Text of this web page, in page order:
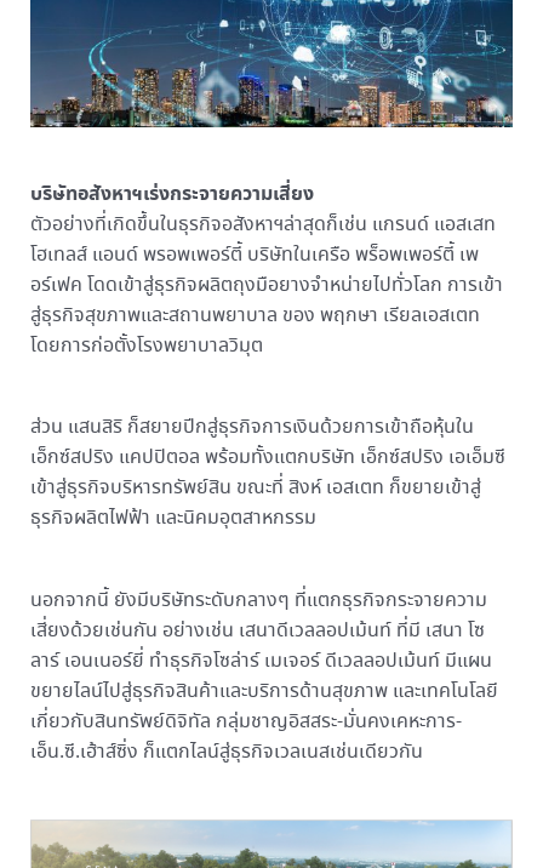
บริษัทอสังหาฯเร่งกระจายความเสี่ยง
ตัวอย่างที่เกิดขึ้นในธุรกิจอสังหาฯล่าสุดก็เช่น แกรนด์ แอสเสท
โฮเทลส์ แอนด์ พรอพเพอร์ตี้ บริษัทในเครือ พร็อพเพอร์ตี้ เพ
อร์เฟค โดดเข้าสู่ธุรกิจผลิตถุงมือยางจำหน่ายไปทั่วโลก การเข้า
สู่ธุรกิจสุขภาพและสถานพยาบาล ของ พฤกษา เรียลเอสเตท
โดยการก่อตั้งโรงพยาบาลวิมุต
ส่วน แสนสิริ ก็สยายปีกสู่ธุรกิจการเงินด้วยการเข้าถือหุ้นใน
เอ็กซ์สปริง แคปปิตอล พร้อมทั้งแตกบริษัท เอ็กซ์สปริง เอเอ็มซี
เข้าสู่ธุรกิจบริหารทรัพย์สิน ขณะที่ สิงห์ เอสเตท ก็ขยายเข้าสู่
ธุรกิจผลิตไฟฟ้า และนิคมอุตสาหกรรม
นอกจากนี้ ยังมีบริษัทระดับกลางๆ ที่แตกธุรกิจกระจายความ
เสี่ยงด้วยเช่นกัน อย่างเช่น เสนาดีเวลลอปเม้นท์ ที่มี เสนา โซ
ลาร์ เอนเนอร์ยี่ ทำธุรกิจโซล่าร์ เมเจอร์ ดีเวลลอปเม้นท์ มีแผน
ขยายไลน์ไปสู่ธุรกิจสินค้าและบริการด้านสุขภาพ และเทคโนโลยี
เกี่ยวกับสินทรัพย์ดิจิทัล กลุ่มชาญอิสสระ-มั่นคงเคหะการ-
เอ็น.ซี.เฮ้าส์ซิ่ง ก็แตกไลน์สู่ธุรกิจเวลเนสเช่นเดียวกัน